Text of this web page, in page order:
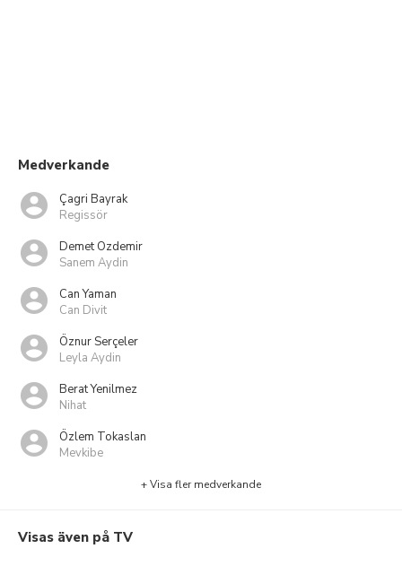
Medverkande
Çagri Bayrak
Regissör
Demet Ozdemir
Sanem Aydin
Can Yaman
Can Divit
Öznur Serçeler
Leyla Aydin
Berat Yenilmez
Nihat
Özlem Tokaslan
Mevkibe
+ Visa fler medverkande
Visas även på TV